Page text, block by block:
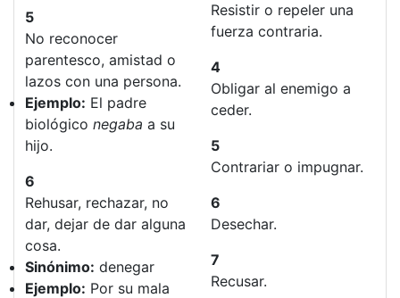
5
No reconocer
parentesco, amistad o
lazos con una persona.
Ejemplo: El padre
biológico negaba a su
hijo.
6
Rehusar, rechazar, no
dar, dejar de dar alguna
cosa.
Sinónimo: denegar
Ejemplo: Por su mala
Resistir o repeler una
fuerza contraria.
4
Obligar al enemigo a
ceder.
5
Contrariar o impugnar.
6
Desechar.
7
Recusar.